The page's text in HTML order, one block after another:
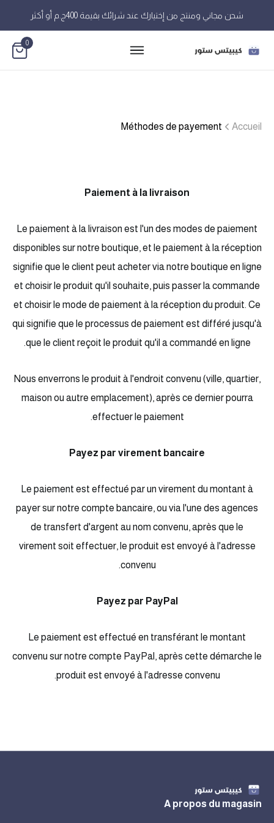
شحن مجاني ومنتج من إختيارك عند شرائك بقيمة 400ج.م أو أكثر
0
Accueil
Méthodes de payement
Paiement à la livraison
Le paiement à la livraison est l'un des modes de paiement
disponibles sur notre boutique, et le paiement à la réception
signifie que le client peut acheter via notre boutique en ligne
et choisir le produit qu'il souhaite, puis passer la commande
et choisir le mode de paiement à la réception du produit. Ce
qui signifie que le processus de paiement est différé jusqu'à
que le client reçoit le produit qu'il a commandé en ligne.
Nous enverrons le produit à l'endroit convenu (ville, quartier,
maison ou autre emplacement), après ce dernier pourra
effectuer le paiement.
Payez par virement bancaire
Le paiement est effectué par un virement du montant à
payer sur notre compte bancaire, ou via l'une des agences
de transfert d'argent au nom convenu, après que le
virement soit effectuer, le produit est envoyé à l'adresse
convenu.
Payez par PayPal
Le paiement est effectué en transférant le montant
convenu sur notre compte PayPal, après cette démarche le
produit est envoyé à l'adresse convenu.
A propos du magasin